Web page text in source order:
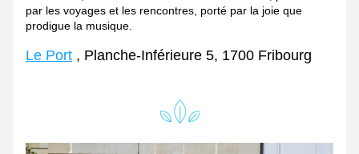
par les voyages et les rencontres, porté par la joie que
prodigue la musique.
Le Port , Planche-Inférieure 5, 1700 Fribourg